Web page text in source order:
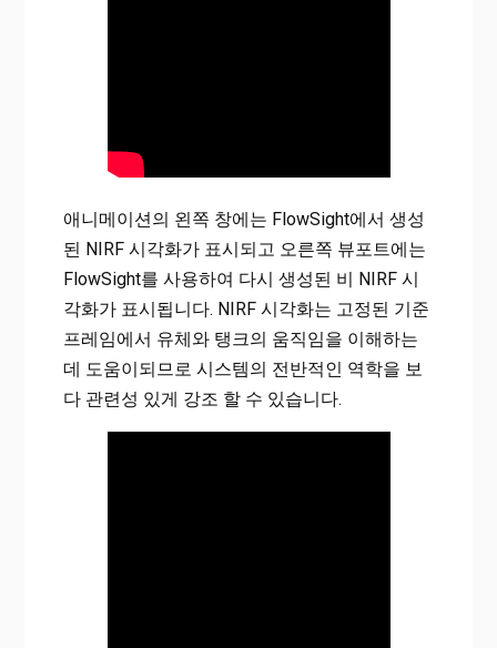
애니메이션의 왼쪽 창에는 FlowSight에서 생성
된 NIRF 시각화가 표시되고 오른쪽 뷰포트에는
FlowSight를 사용하여 다시 생성된 비 NIRF 시
각화가 표시됩니다. NIRF 시각화는 고정된 기준
프레임에서 유체와 탱크의 움직임을 이해하는
데 도움이되므로 시스템의 전반적인 역학을 보
다 관련성 있게 강조 할 수 있습니다.